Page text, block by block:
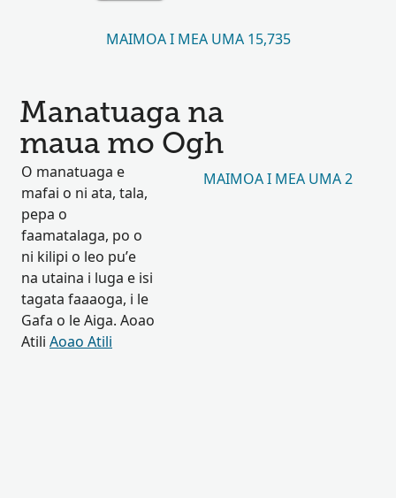
MAIMOA I MEA UMA 15,735
Manatuaga na
maua mo Ogh
O manatuaga e
mafai o ni ata, tala,
pepa o
faamatalaga, po o
ni kilipi o leo pu’e
na utaina i luga e isi
tagata faaaoga, i le
Gafa o le Aiga. Aoao
Atili Aoao Atili
MAIMOA I MEA UMA 2